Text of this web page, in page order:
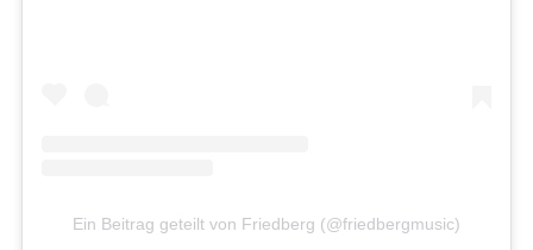
Ein Beitrag geteilt von Friedberg (@friedbergmusic)